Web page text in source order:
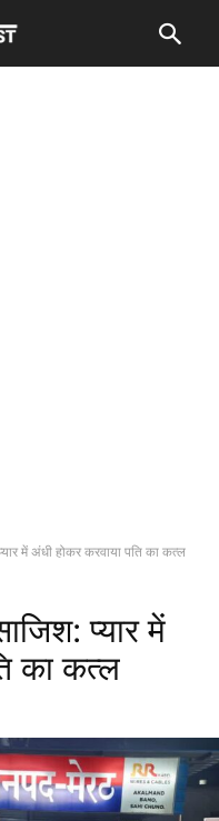
में अंधी होकर करवाया पति का कत्ल
प्यार में
का कत्ल